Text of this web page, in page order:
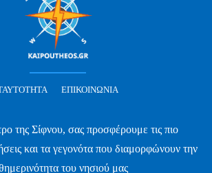
ΕΠΙΚΟΙΝΩΝΊΑ
της Σίφνου, σας προσφέρουμε τις πιο
και τα γεγονότα που διαμορφώνουν την
του νησιού μας